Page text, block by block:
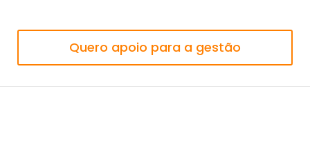
Quero apoio para a gestão